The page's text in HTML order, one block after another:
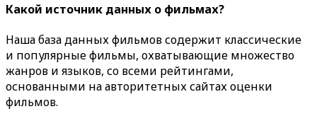
Какой источник данных о фильмах?
Наша база данных фильмов содержит классические
и популярные фильмы, охватывающие множество
жанров и языков, со всеми рейтингами,
основанными на авторитетных сайтах оценки
фильмов.